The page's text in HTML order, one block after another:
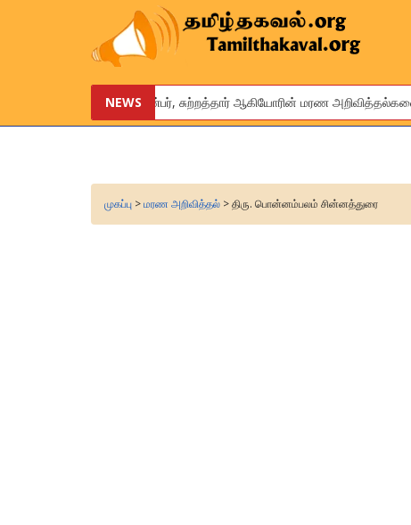
NEWS
உங்கள் உறவினர், நண்பர், சுற்றத்தார் ஆகியோரின் மரண
We are pleased to provide this service to announce the
முகப்பு >மரண அறிவித்தல் > திரு. பொன்னம்பலம் சின்னத்துரை